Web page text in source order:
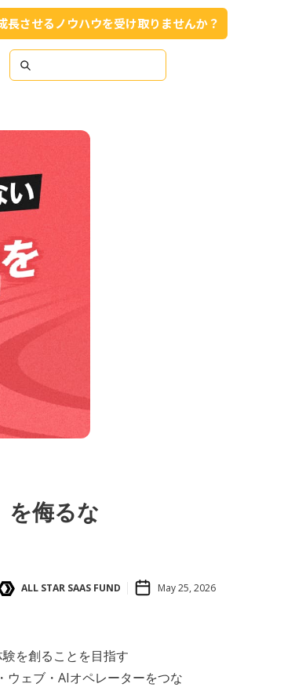
長させるノウハウを受け取りませんか？
を侮るな
ALL STAR SAAS FUND May 25, 2026
を創ることを目指す
ェブ・AIオペレーターをつな